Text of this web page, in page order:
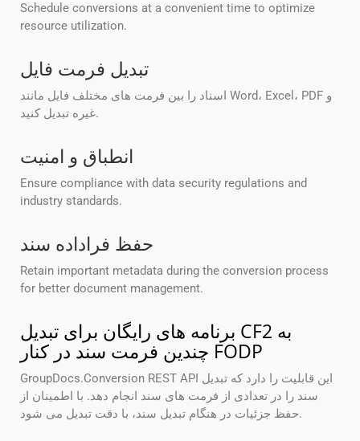
Schedule conversions at a convenient time to optimize
resource utilization.
تبدیل فرمت فایل
اسناد را بین فرمت های مختلف فایل مانند Word، Excel، PDF و
غیره تبدیل کنید.
انطباق و امنیت
Ensure compliance with data security regulations and
industry standards.
حفظ فراداده سند
Retain important metadata during the conversion process
for better document management.
برنامه های رایگان برای تبدیل CF2 به
چندین فرمت سند در کنار FODP
GroupDocs.Conversion REST API این قابلیت را دارد که تبدیل
سند را در تعدادی از فرمت های سند انجام دهد. با اطمینان از
حفظ جزئیات در هنگام تبدیل سند، با دقت تبدیل می شود.